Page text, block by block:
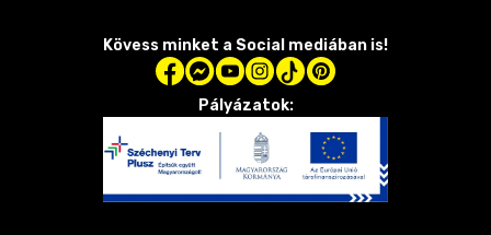
Kövess minket a Social mediában is!
Pályázatok: